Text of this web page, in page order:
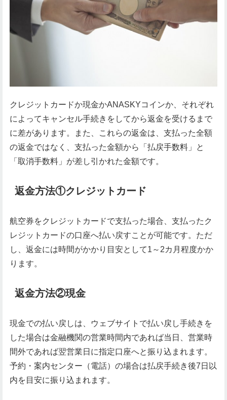
クレジットカードか現金かANASKYコインか、それぞれ
によってキャンセル手続きをしてから返金を受けるまで
に差があります。また、これらの返金は、支払った全額
の返金ではなく、支払った金額から「払戻手数料」と
「取消手数料」が差し引かれた金額です。
返金方法①クレジットカード
航空券をクレジットカードで支払った場合、支払ったク
レジットカードの口座へ払い戻すことが可能です。ただ
し、返金には時間がかかり目安として1～2カ月程度かか
ります。
返金方法②現金
現金での払い戻しは、ウェブサイトで払い戻し手続きを
した場合は金融機関の営業時間内であれば当日、営業時
間外であれば翌営業日に指定口座へと振り込まれます。
予約・案内センター（電話）の場合は払戻手続き後7日以
内を目安に振り込まれます。